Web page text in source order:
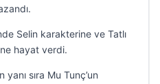
Selin karakterine ve Tatlı
hayat verdi.
sıra Mu Tunç’un